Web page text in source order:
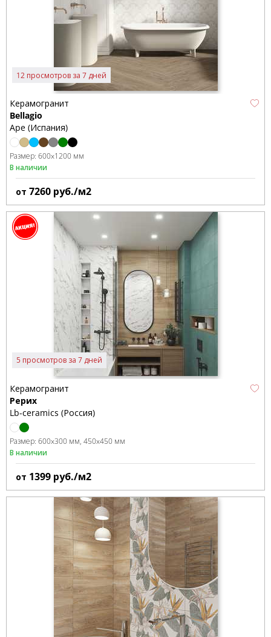
12 просмотров за 7 дней
Керамогранит
Bellagio
Ape (Испания)
Размер: 600x1200 мм
В наличии
от 7260 руб./м2
5 просмотров за 7 дней
Керамогранит
Рерих
Lb-ceramics (Россия)
Размер: 600x300 мм 450x450 мм
В наличии
от 1399 руб./м2